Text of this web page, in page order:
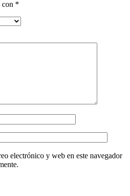
con *
electrónico y web en este navegador